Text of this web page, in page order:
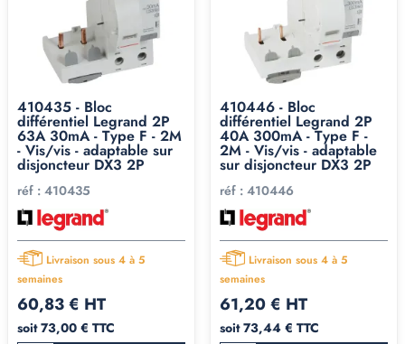
410435 - Bloc
différentiel Legrand 2P
63A 30mA - Type F - 2M
- Vis/vis - adaptable sur
disjoncteur DX3 2P
réf : 410435
Livraison sous 4 à 5
semaines
60,83 € HT
soit 73,00 € TTC
410446 - Bloc
différentiel Legrand 2P
40A 300mA - Type F -
2M - Vis/vis - adaptable
sur disjoncteur DX3 2P
réf : 410446
Livraison sous 4 à 5
semaines
61,20 € HT
soit 73,44 € TTC